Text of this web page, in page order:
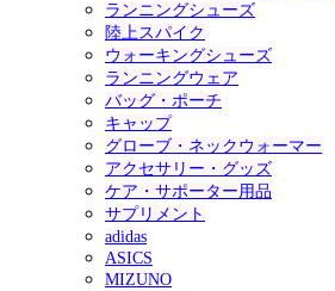
ランニングシューズ
陸上スパイク
ウォーキングシューズ
ランニングウェア
バッグ・ポーチ
キャップ
グローブ・ネックウォーマー
アクセサリー・グッズ
ケア・サポーター用品
サプリメント
adidas
ASICS
MIZUNO